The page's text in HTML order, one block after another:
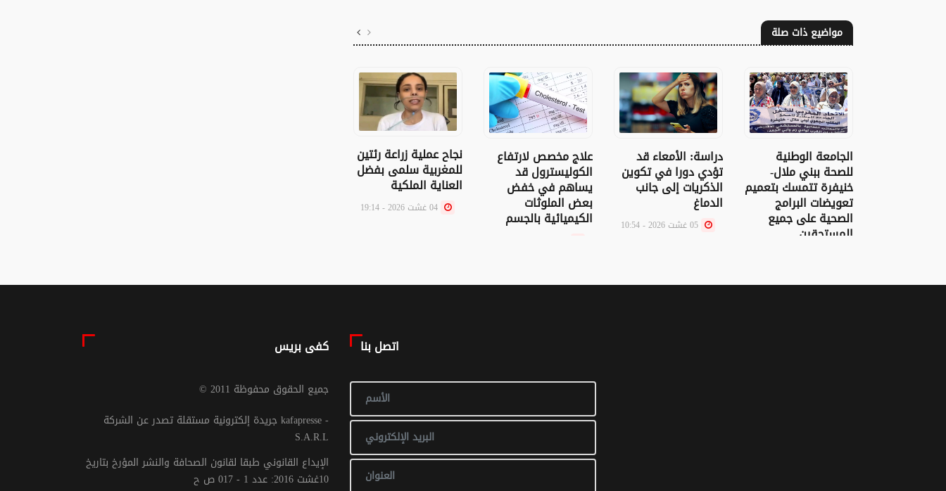
مواضيع ذات صلة
الجامعة الوطنية
للصحة ببني ملال-
خنيفرة تتمسك بتعميم
تعويضات البرامج
الصحية على جميع
المستحقين
دراسة: الأمعاء قد
تؤدي دورا في تكوين
الذكريات إلى جانب
الدماغ
علاج مخصص لارتفاع
الكوليسترول قد
يساهم في خفض
بعض الملوثات
الكيميائية بالجسم
نجاح عملية زراعة رئتين
للمغربية سلمى بفضل
العناية الملكية
كفى بريس
© جميع الحقوق محفوظة 2011
جريدة إلكترونية مستقلة تصدر عن الشركة kafapresse -
S.A.R.L
الإيداع القانوني طبقا لقانون الصحافة والنشر المؤرخ بتاريخ
10غشت 2016: عدد 1 - 017 ص ح
اتصل بنا